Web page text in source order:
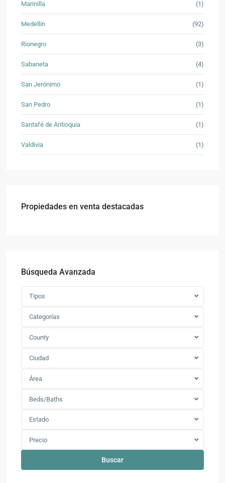
Marinilla (1)
Medellín (92)
Rionegro (3)
Sabaneta (4)
San Jerónimo (1)
San Pedro (1)
Santafé de Antioquia (1)
Valdivia (1)
Propiedades en venta destacadas
Búsqueda Avanzada
Tipos
Categorías
County
Ciudad
Área
Beds/Baths
Estado
Precio
Buscar